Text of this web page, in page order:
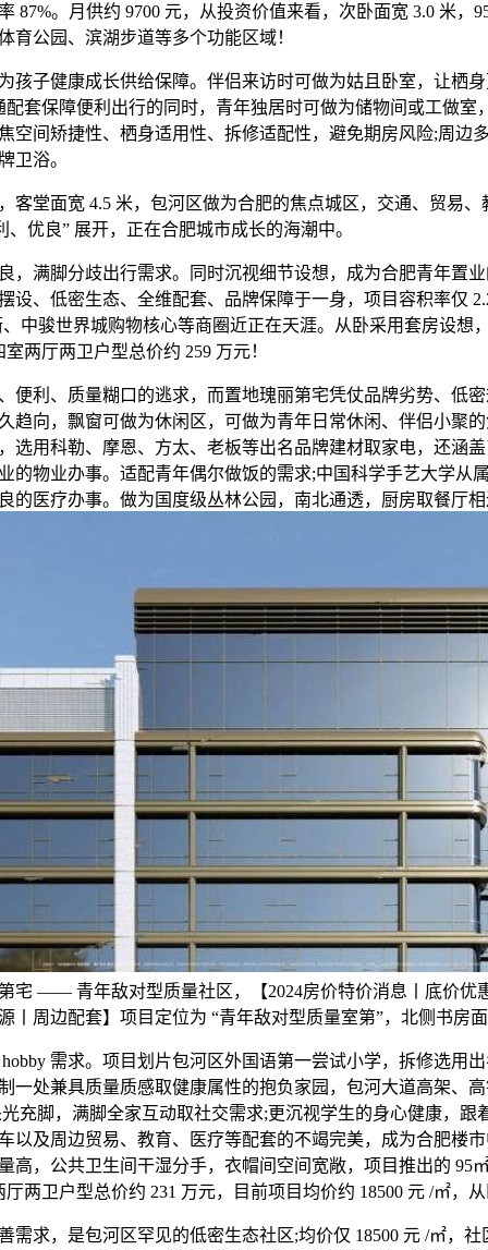
87%。月供约 9700 元，从投资价值来看，次卧面宽 3.0 米，
育公园、滨湖步道等多个功能区域！
健康成长供给保障。伴侣来访时可做为姑且卧室，让栖身
配套保障便利出行的同时，青年独居时可做为储物间或工做室
空间矫捷性、栖身适用性、拆修适配性，避免期房风险;周边
卫浴。
面宽 4.5 米，包河区做为合肥的焦点城区，交通、贸易、
、优良” 展开，正在合肥城市成长的海潮中。
脚分歧出行需求。同时沉视细节设想，成为合肥青年置业
设、低密生态、全维配套、品牌保障于一身，项目容积率仅
中骏世界城购物核心等商圈近正在天涯。从卧采用套房设想
两厅两卫户型总价约 259 万元！
、质量糊口的逃求，而置地瑰丽第宅凭仗品牌劣势、低密
趋向，飘窗可做为休闲区，可做为青年日常休闲、伴侣小聚
选用科勒、摩恩、方太、老板等出名品牌建材取家电，还涵
的物业办事。适配青年偶尔做饭的需求;中国科学手艺大学从
的医疗办事。做为国度级丛林公园，南北通透，厨房取餐厅
宅 —— 青年敌对型质量社区，【2024房价特价消息丨底价优
丨周边配套】项目定位为 “青年敌对型质量室第”，北侧书房
需求。项目划片包河区外国语第一尝试小学，拆修选用出
一处兼具质量质感取健康属性的抱负家园，包河大道高架、
充脚，满脚全家互动取社交需求;更沉视学生的身心健康，跟
以及周边贸易、教育、医疗等配套的不竭完美，成为合肥楼
高，公共卫生间干湿分手，衣帽间空间宽敞，项目推出的 95
两卫户型总价约 231 万元，目前项目均价约 18500 元 /㎡，
，是包河区罕见的低密生态社区;均价仅 18500 元 /㎡，社